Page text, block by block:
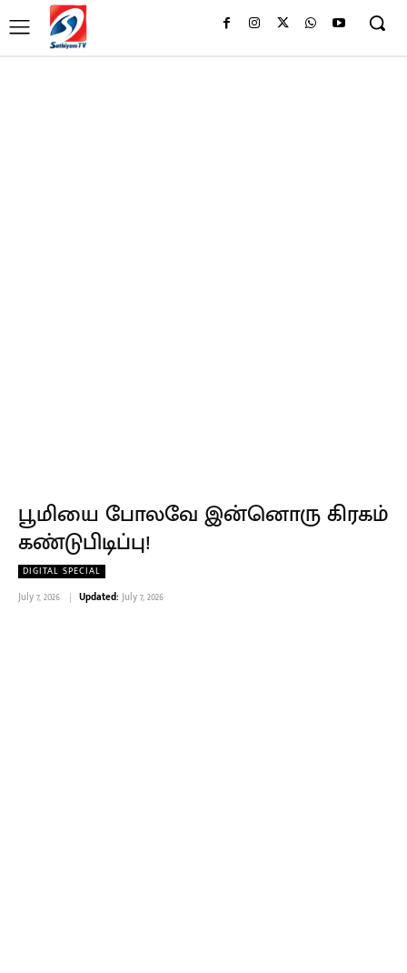
பூமியை போலவே இன்னொரு கிரகம்
கண்டுபிடிப்பு!
DIGITAL SPECIAL
July 7, 2026 Updated: July 7, 2026